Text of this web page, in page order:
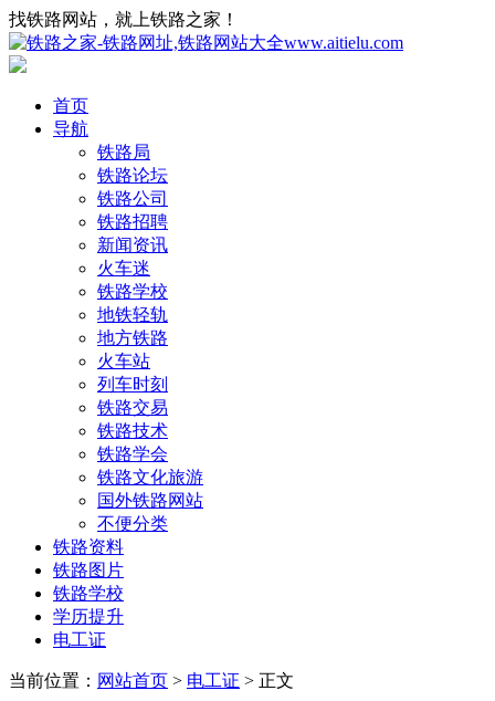
找铁路网站，就上铁路之家！
首页
导航
铁路局
铁路论坛
铁路公司
铁路招聘
新闻资讯
火车迷
铁路学校
地铁轻轨
地方铁路
火车站
列车时刻
铁路交易
铁路技术
铁路学会
铁路文化旅游
国外铁路网站
不便分类
铁路资料
铁路图片
铁路学校
学历提升
电工证
当前位置： 网站首页 > 电工证 > 正文